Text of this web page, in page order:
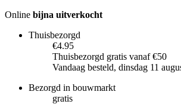
Online bijna uitverkocht
Thuisbezorgd
€4.95
Thuisbezorgd gratis vanaf €50
Vandaag besteld, dinsdag 11
Bezorgd in bouwmarkt
gratis